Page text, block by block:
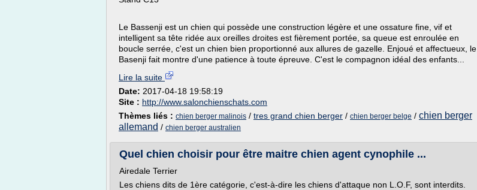
Le Bassenji est un chien qui possède une construction légère et une ossature fine, vif et
intelligent sa tête ridée aux oreilles droites est fièrement portée, sa queue est enroulée en
boucle serrée, c'est un chien bien proportionné aux allures de gazelle. Enjoué et affectueux, le
Basenji fait montre d'une patience à toute épreuve. C'est le compagnon idéal des enfants...
Lire la suite
Date: 2017-04-18 19:58:19
Site : http://www.salonchienschats.com
Thèmes liés : chien berger malinois / tres grand chien berger / chien berger belge / chien berger
allemand / chien berger australien
Quel chien choisir pour être maitre chien agent cynophile ...
Airedale Terrier
Les chiens dits de 1ère catégorie, c'est-à-dire les chiens d'attaque non L.O.F, sont interdits.